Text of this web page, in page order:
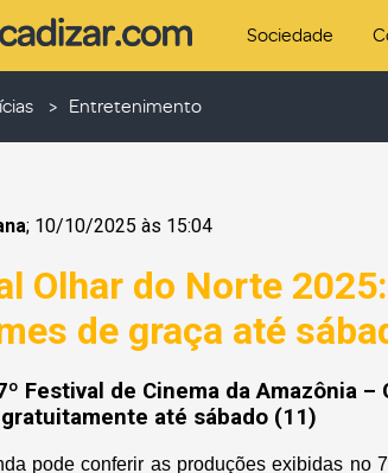
Sociedade
Entretenimento
; 10/10/2025 às 15:04
Olhar do Norte
de graça até
Festival de Cinema da Amazônia
até sábado (11)
pode conferir as produções exibidas no